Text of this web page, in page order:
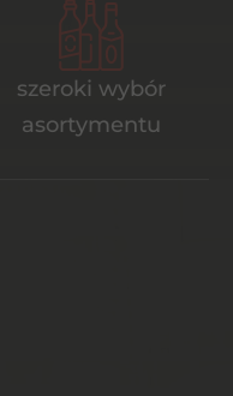
szeroki wybór
asortymentu